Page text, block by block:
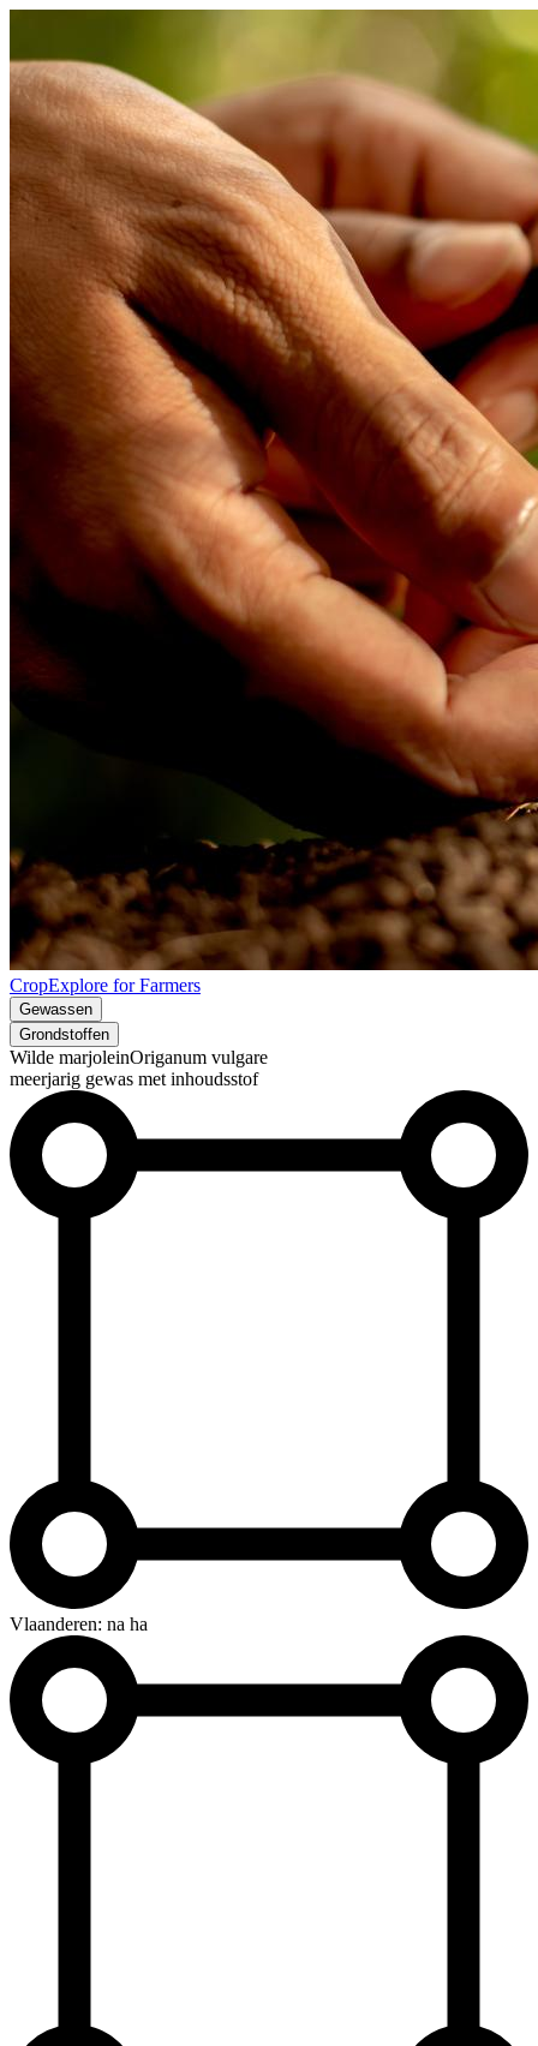
CropExplore for Farmers
Gewassen
Grondstoffen
Wilde marjoleinOriganum vulgare
meerjarig gewas met inhoudsstof
Vlaanderen: na ha